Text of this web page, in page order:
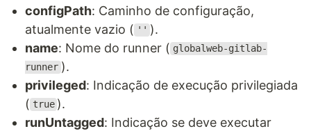
configPath: Caminho de configuração,
atualmente vazio ( '' ).
name: Nome do runner ( globalweb-gitlab-
runner ).
privileged: Indicação de execução privilegiada
( true ).
runUntagged: Indicação se deve executar